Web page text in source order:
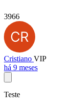
3966
Cristiano VIP
há 9 meses
Teste